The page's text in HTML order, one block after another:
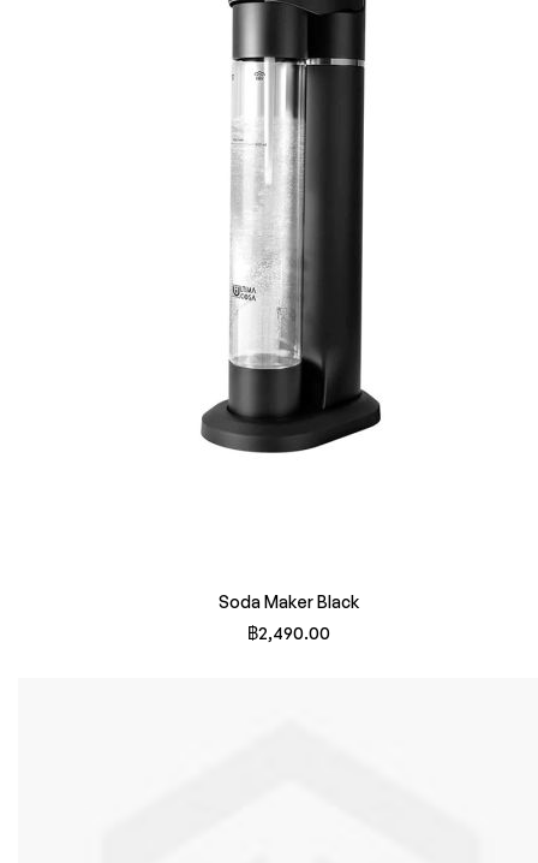
Soda Maker Black
฿2,490.00